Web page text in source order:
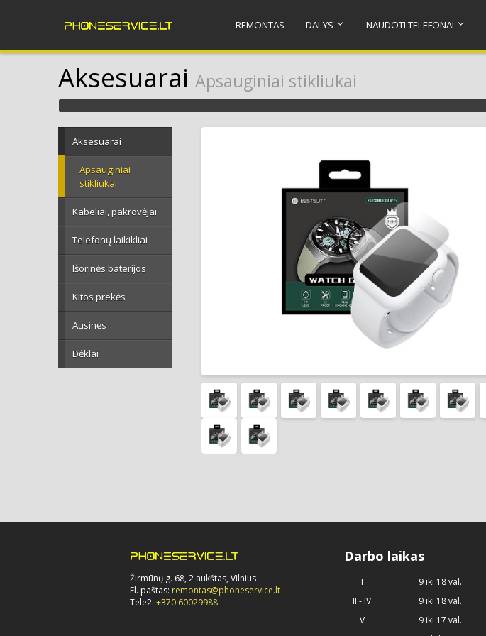
REMONTAS DALYS NAUDOTI TELEFONAI
Aksesuarai Apsauginiai stikliukai
Aksesuarai
Apsauginiai
stikliukai
Kabeliai, pakrovėjai
Telefonų laikikliai
Išorinės baterijos
Kitos prekės
Ausinės
Dėklai
Žirmūnų g. 68, 2 aukštas, Vilnius
El. paštas: remontas@phoneservice.lt
Tele2: +370 60029988
Darbo laikas
I
9 iki 18 val.
II - IV
9 iki 18 val.
V
9 iki 17 val.